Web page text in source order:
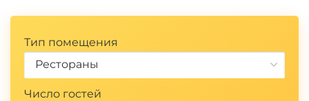
Тип помещения
Рестораны
Число гостей
*